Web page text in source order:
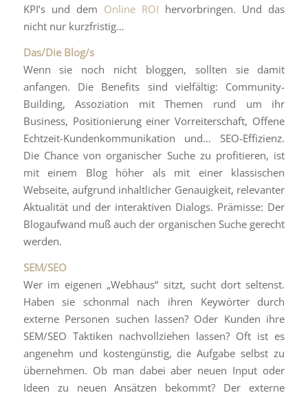
KPI’s und dem Online ROI hervorbringen. Und das
nicht nur kurzfristig…
Das/Die Blog/s
Wenn sie noch nicht bloggen, sollten sie damit
anfangen. Die Benefits sind vielfältig: Community-
Building, Assoziation mit Themen rund um ihr
Business, Positionierung einer Vorreiterschaft, Offene
Echtzeit-Kundenkommunikation und… SEO-Effizienz.
Die Chance von organischer Suche zu profitieren, ist
mit einem Blog höher als mit einer klassischen
Webseite, aufgrund inhaltlicher Genauigkeit, relevanter
Aktualität und der interaktiven Dialogs. Prämisse: Der
Blogaufwand muß auch der organischen Suche gerecht
werden.
SEM/SEO
Wer im eigenen „Webhaus“ sitzt, sucht dort seltenst.
Haben sie schonmal nach ihren Keywörter durch
externe Personen suchen lassen? Oder Kunden ihre
SEM/SEO Taktiken nachvollziehen lassen? Oft ist es
angenehm und kostengünstig, die Aufgabe selbst zu
übernehmen. Ob man dabei aber neuen Input oder
Ideen zu neuen Ansätzen bekommt? Der externe